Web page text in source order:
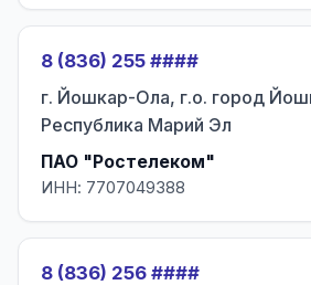
8 (836) 255 ####
г. Йошкар-Ола, г.о. город
Республика Марий Эл
ПАО "Ростелеком"
ИНН: 7707049388
8 (836) 256 ####